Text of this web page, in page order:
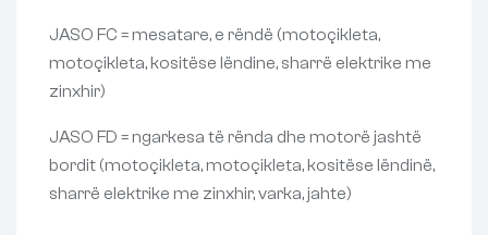
JASO FC = mesatare, e rëndë (motoçikleta,
motoçikleta, kositëse lëndine, sharrë elektrike me
zinxhir)
JASO FD = ngarkesa të rënda dhe motorë jashtë
bordit (motoçikleta, motoçikleta, kositëse lëndinë,
sharrë elektrike me zinxhir, varka, jahte)